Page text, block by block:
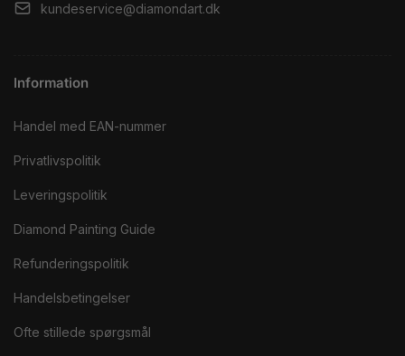
kundeservice@diamondart.dk
Information
Handel med EAN-nummer
Privatlivspolitik
Leveringspolitik
Diamond Painting Guide
Refunderingspolitik
Handelsbetingelser
Ofte stillede spørgsmål